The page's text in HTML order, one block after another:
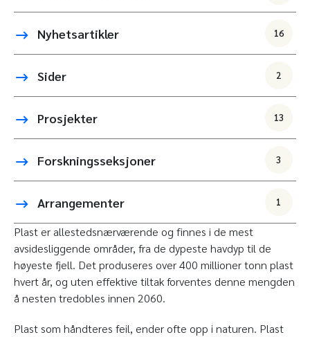
Nyhetsartikler 16
Sider 2
Prosjekter 13
Forskningsseksjoner 3
Arrangementer 1
Plast er allestedsnærværende og finnes i de mest
avsidesliggende områder, fra de dypeste havdyp til de
høyeste fjell. Det produseres over 400 millioner tonn plast
hvert år, og uten effektive tiltak forventes denne mengden
å nesten tredobles innen 2060.
Plast som håndteres feil, ender ofte opp i naturen. Plast